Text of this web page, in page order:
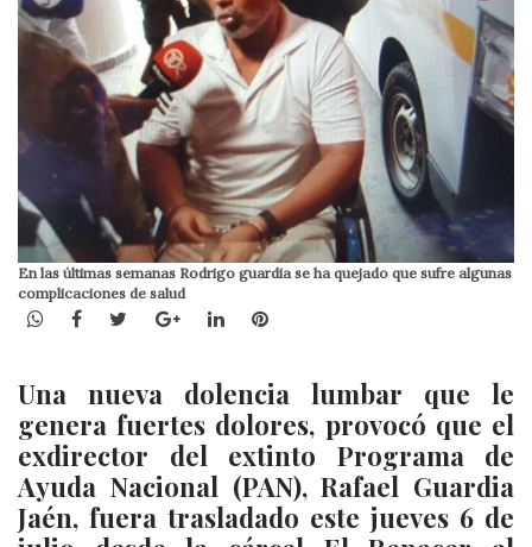
En las últimas semanas Rodrigo guardia se ha quejado que sufre algunas
complicaciones de salud
WhatsApp
Facebook
TwitterGoogle+LinkedInPinterest
Una nueva dolencia lumbar que le
genera fuertes dolores, provocó que el
exdirector del extinto Programa de
Ayuda Nacional (PAN), Rafael Guardia
Jaén, fuera trasladado este jueves 6 de